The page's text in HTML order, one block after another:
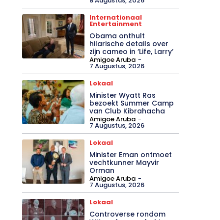
Internationaal
Entertainment
Obama onthult
hilarische details over
zijn cameo in ‘Life, Larry’
Amigoe Aruba -
7 Augustus, 2026
Lokaal
Minister Wyatt Ras
bezoekt Summer Camp
van Club Kibrahacha
Amigoe Aruba -
7 Augustus, 2026
Lokaal
Minister Eman ontmoet
vechtkunner Mayvir
Orman
Amigoe Aruba -
7 Augustus, 2026
Lokaal
Controverse rondom